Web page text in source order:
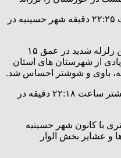
زلزله ای به بزرگی ۵.۴ ریشتر ساعت ۲۲:۲۵ دقیقه شهر حسینیه در
به گزارش پایگاه خبری نشرتعلیم، این زلزله شدید در عمق ۱۵
از شهرستان های استان
باوی و شوشتر احساس شد.
همچنین زلزله دیگری با شدت ۴.۴ ریشتر ساعت ۲۲:۱۸ دقیقه در
وقوع زلزله بزرگ ۵.۴ریشتری با کانون شهر حسینیه
و عشایر بخش الوار